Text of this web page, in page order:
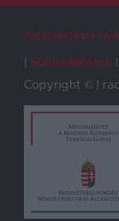
Adatvédelmi
Sütibeállítások
Copyright © |